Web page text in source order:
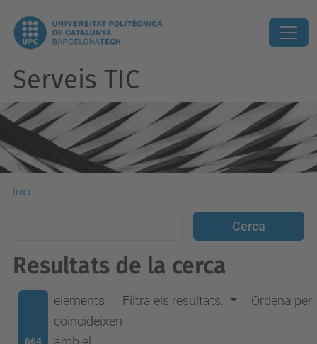
Serveis TIC
Inici
Resultats de la cerca
664
elements
coincideixen
Filtra els resultats. Ordena per